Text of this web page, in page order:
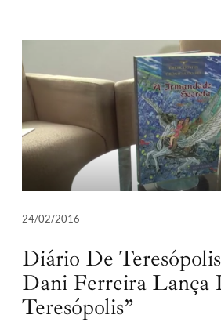
24/02/2016
Diário De
Dani Ferreira Lança
Teresópolis”